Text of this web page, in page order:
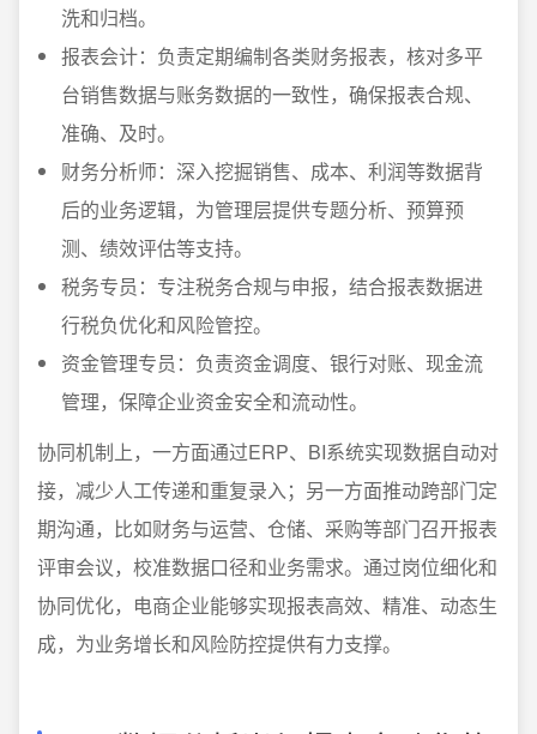
洗和归档。
报表会计：负责定期编制各类财务报表，核对多平
台销售数据与账务数据的一致性，确保报表合规、
准确、及时。
财务分析师：深入挖掘销售、成本、利润等数据背
后的业务逻辑，为管理层提供专题分析、预算预
测、绩效评估等支持。
税务专员：专注税务合规与申报，结合报表数据进
行税负优化和风险管控。
资金管理专员：负责资金调度、银行对账、现金流
管理，保障企业资金安全和流动性。
协同机制上，一方面通过ERP、BI系统实现数据自动对
接，减少人工传递和重复录入；另一方面推动跨部门定
期沟通，比如财务与运营、仓储、采购等部门召开报表
评审会议，校准数据口径和业务需求。通过岗位细化和
协同优化，电商企业能够实现报表高效、精准、动态生
成，为业务增长和风险防控提供有力支撑。